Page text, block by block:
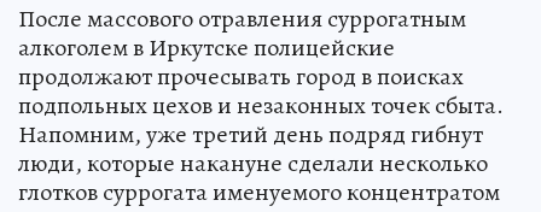
После массового отравления суррогатным
алкоголем в Иркутске полицейские
продолжают прочесывать город в поисках
подпольных цехов и незаконных точек сбыта.
Напомним, уже третий день подряд гибнут
люди, которые накануне сделали несколько
глотков суррогата именуемого концентратом